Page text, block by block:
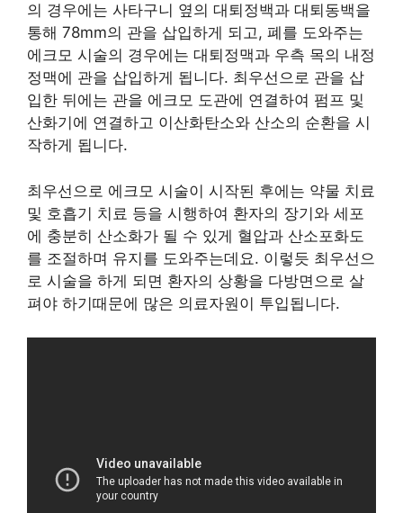
의 경우에는 사타구니 옆의 대퇴정백과 대퇴동백을
통해 78mm의 관을 삽입하게 되고, 폐를 도와주는
에크모 시술의 경우에는 대퇴정맥과 우측 목의 내정
정맥에 관을 삽입하게 됩니다. 최우선으로 관을 삽
입한 뒤에는 관을 에크모 도관에 연결하여 펌프 및
산화기에 연결하고 이산화탄소와 산소의 순환을 시
작하게 됩니다.
최우선으로 에크모 시술이 시작된 후에는 약물 치료
및 호흡기 치료 등을 시행하여 환자의 장기와 세포
에 충분히 산소화가 될 수 있게 혈압과 산소포화도
를 조절하며 유지를 도와주는데요. 이렇듯 최우선으
로 시술을 하게 되면 환자의 상황을 다방면으로 살
펴야 하기때문에 많은 의료자원이 투입됩니다.